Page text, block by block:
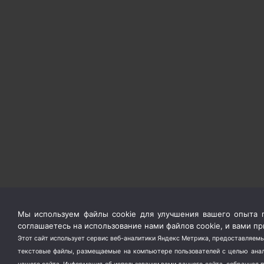
Мы используем файлы cookie для улучшения вашего опыта
соглашаетесь на использование нами файлов cookie, и вами
Этот сайт использует сервис веб-аналитики Яндекс Метрика,
текстовые файлы, размещаемые на компьютере пользователей с целью